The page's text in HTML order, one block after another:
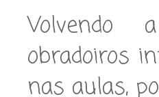
Volvendo
obradoiros
nas aulas,